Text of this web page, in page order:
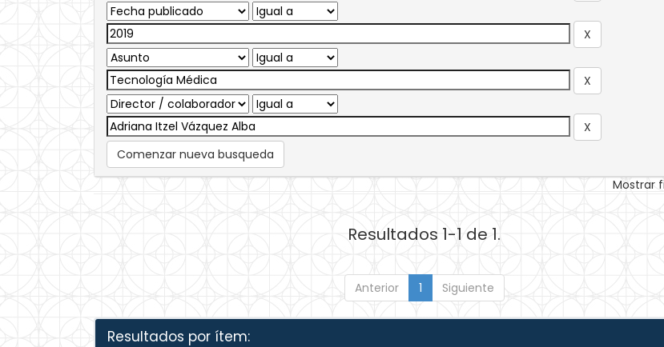
Comenzar nueva busqueda
Mostrar
Resultados 1-1 de 1.
Anterior 1 Siguiente
Resultados por ítem: